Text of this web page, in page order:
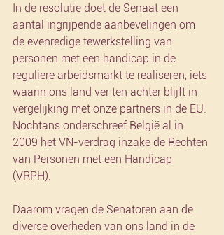
In de resolutie doet de Senaat een
aantal ingrijpende aanbevelingen om
de evenredige tewerkstelling van
personen met een handicap in de
reguliere arbeidsmarkt te realiseren, iets
waarin ons land ver ten achter blijft in
vergelijking met onze partners in de EU.
Nochtans onderschreef België al in
2009 het VN-verdrag inzake de Rechten
van Personen met een Handicap
(VRPH).
Daarom vragen de Senatoren aan de
diverse overheden van ons land in de